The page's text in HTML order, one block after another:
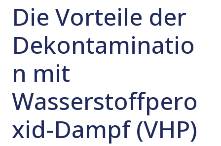
Die Vorteile der
Dekontaminatio
n mit
Wasserstoffpero
xid-Dampf (VHP)